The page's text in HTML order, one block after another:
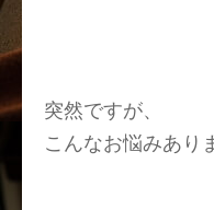
突然ですが、
こんなお悩みあり